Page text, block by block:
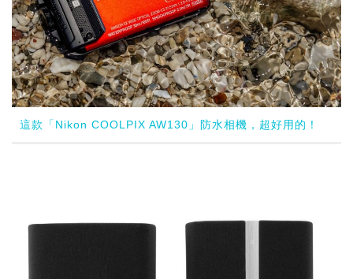
這款「Nikon COOLPIX AW130」防水相機，超好用的！